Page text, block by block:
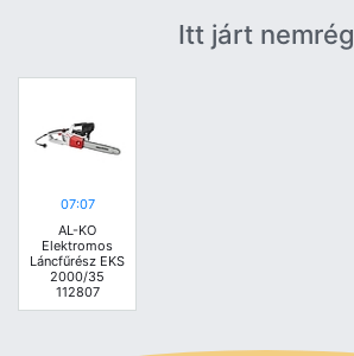
Itt járt nemrég
07:07
AL-KO
Elektromos
Láncfűrész EKS
2000/35
112807